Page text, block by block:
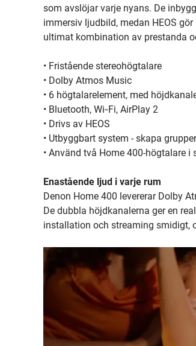
som avslöjar varje nyans. De
immersiv ljudbild, medan HEOS
ultimat kombination av prestanda
• Fristående stereohögtalare
• Dolby Atmos Music
• 6 högtalarelement, med
• Bluetooth, Wi‑Fi, AirPlay 2
• Drivs av HEOS
• Utbyggbart system - skapa
• Använd två Home 400-högtalare
Enastående ljud i varje rum
Denon Home 400 levererar Dolby
De dubbla höjdkanalerna ger en
installation och streaming smidigt,